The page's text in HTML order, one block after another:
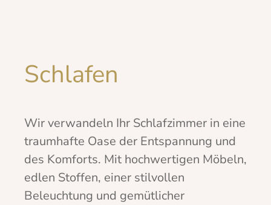
Schlafen
Wir verwandeln Ihr Schlafzimmer in eine
traumhafte Oase der Entspannung und
des Komforts. Mit hochwertigen Möbeln,
edlen Stoffen, einer stilvollen
Beleuchtung und gemütlicher